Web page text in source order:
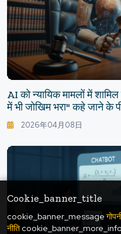
Cookie_banner_title
cookie_banner_message
नीति cookie_banner_more_info
AI को न्यायिक मामलों में
में भी जोखिम भरा" कहे जाने के
2026年04月08日